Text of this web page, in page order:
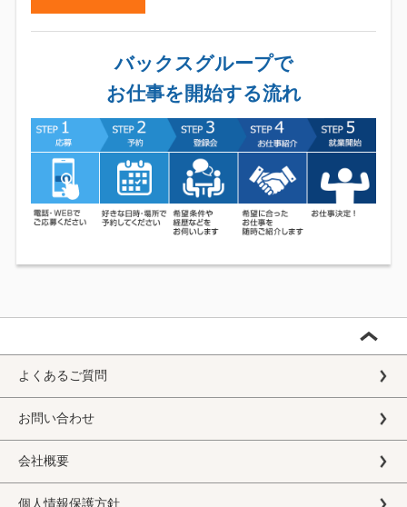
バックスグループで
お仕事を開始する流れ
よくあるご質問
お問い合わせ
会社概要
個人情報保護方針